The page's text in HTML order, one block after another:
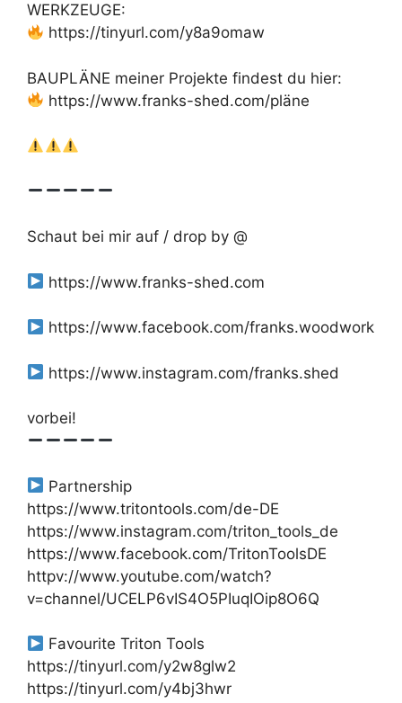
WERKZEUGE:
https://tinyurl.com/y8a9omaw
BAUPLÄNE meiner Projekte findest du hier:
https://www.franks-shed.com/pläne
Schaut bei mir auf / drop by @
https://www.franks-shed.com
https://www.facebook.com/franks.woodwork
https://www.instagram.com/franks.shed
vorbei!
Partnership
https://www.tritontools.com/de-DE
https://www.instagram.com/triton_tools_de
https://www.facebook.com/TritonToolsDE
httpv://www.youtube.com/watch?
v=channel/UCELP6vIS4O5PIuqIOip8O6Q
Favourite Triton Tools
https://tinyurl.com/y2w8glw2
https://tinyurl.com/y4bj3hwr